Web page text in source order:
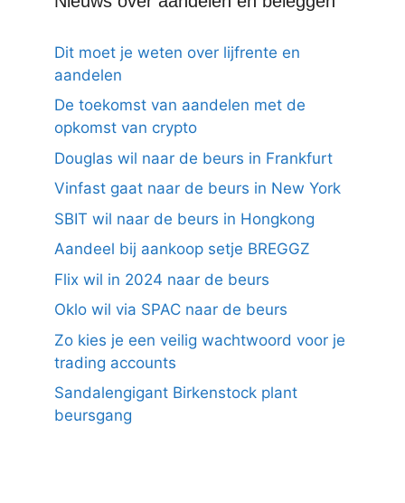
Dit moet je weten over lijfrente en
aandelen
De toekomst van aandelen met de
opkomst van crypto
Douglas wil naar de beurs in Frankfurt
Vinfast gaat naar de beurs in New York
SBIT wil naar de beurs in Hongkong
Aandeel bij aankoop setje BREGGZ
Flix wil in 2024 naar de beurs
Oklo wil via SPAC naar de beurs
Zo kies je een veilig wachtwoord voor je
trading accounts
Sandalengigant Birkenstock plant
beursgang